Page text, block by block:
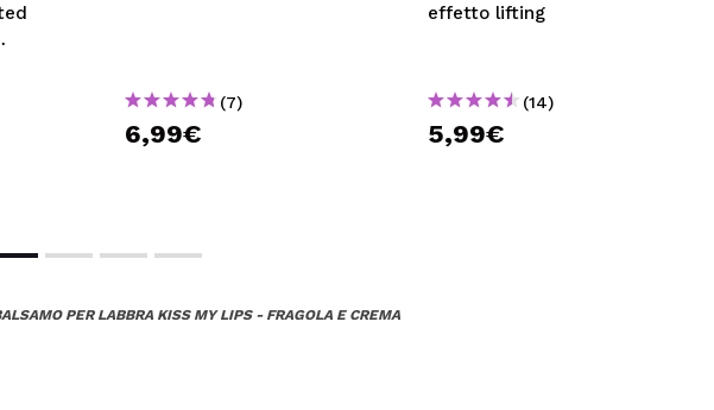
(7)
6,99€
effetto lifting
(14)
5,99€
PER LABBRA KISS MY LIPS - FRAGOLA E CREMA